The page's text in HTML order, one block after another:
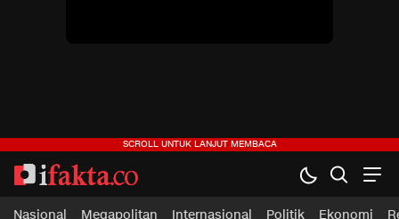
ifakta.co
#pastibenar
Nasional Megapolitan Internasional Politik Ekonomi